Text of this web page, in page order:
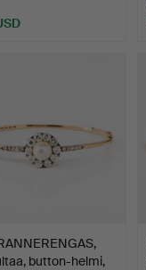
button-helmi,